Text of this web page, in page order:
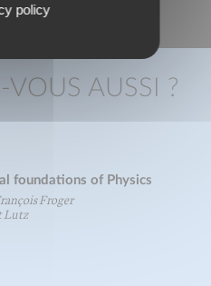
AUSSI ?
foundations of Physics
Froger
Lutz
policy